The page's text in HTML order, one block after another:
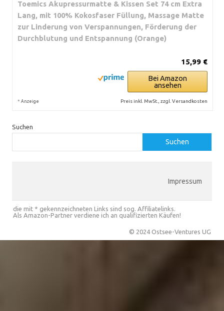
Toemics Akupressurmatte & Kissen Set 74 cm Extra
Lang, mit 100% Kokosfaser Füllung, Massage Matte
zur Linderung von Verspannungen, Förderung der
Durchblutung und Entspannung (Orange)
15,99 €
Bei Amazon
ansehen
* Anzeige Preis inkl. MwSt., zzgl. Versandkosten
Suchen
Suchen
Impressum
die mit * gekennzeichneten Links sind sog. Affiliatelinks.
Als Amazon-Partner verdiene ich an qualifizierten Käufen!
© 2024 Ostsee-Ventures UG